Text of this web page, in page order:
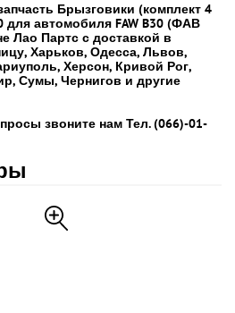
Брызговики (комплект 4
для автомобиля FAW B30 (ФАВ
Лао Партс с доставкой в
Харьков, Одесса, Львов,
Херсон, Кривой Рог,
Сумы, Чернигов и другие
звоните нам Тел. (066)-01-